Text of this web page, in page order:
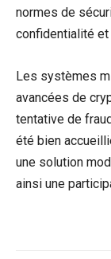
normes de
confidentialité et
Les systèmes
avancées⁢ de
tentative de
été bien
⁤une solution
ainsi une